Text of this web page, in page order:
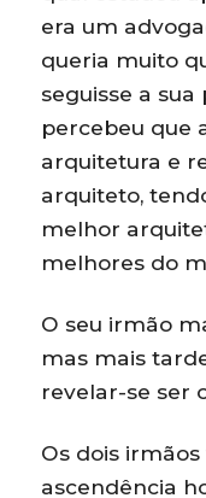
era um
queria muito
seguisse a sua
percebeu que
arquitetura e
arquiteto,
melhor
melhores do
O seu irmão
mas mais
revelar-se ser
Os dois
ascendência